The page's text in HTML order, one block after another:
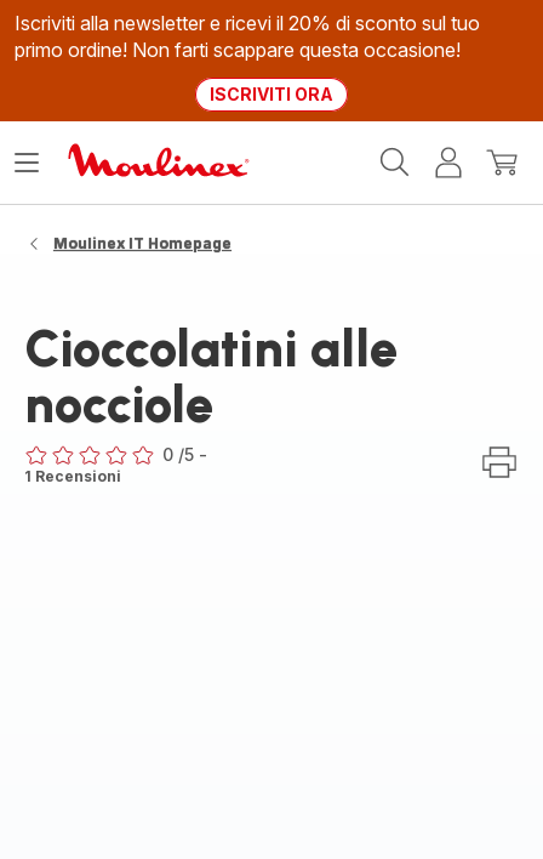
Iscriviti alla newsletter e ricevi il 20% di sconto sul tuo
primo ordine! Non farti scappare questa occasione!
ISCRIVITI ORA
Il
Apri
Moulinex IT Homepage
Cioccolatini alle
nocciole
ratings.0
0 /5 -
1 Recensioni